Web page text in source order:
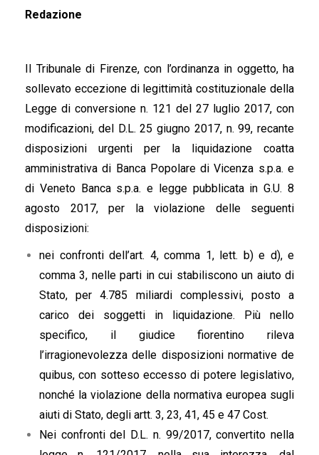
Redazione
Il Tribunale di Firenze, con l’ordinanza in oggetto, ha
sollevato eccezione di legittimità costituzionale della
Legge di conversione n. 121 del 27 luglio 2017, con
modificazioni, del D.L. 25 giugno 2017, n. 99, recante
disposizioni urgenti per la liquidazione coatta
amministrativa di Banca Popolare di Vicenza s.p.a. e
di Veneto Banca s.p.a. e legge pubblicata in G.U. 8
agosto 2017, per la violazione delle seguenti
disposizioni:
nei confronti dell’art. 4, comma 1, lett. b) e d), e
comma 3, nelle parti in cui stabiliscono un aiuto di
Stato, per 4.785 miliardi complessivi, posto a
carico dei soggetti in liquidazione. Più nello
specifico, il giudice fiorentino rileva
l’irragionevolezza delle disposizioni normative de
quibus, con sotteso eccesso di potere legislativo,
nonché la violazione della normativa europea sugli
aiuti di Stato, degli artt. 3, 23, 41, 45 e 47 Cost.
Nei confronti del D.L. n. 99/2017, convertito nella